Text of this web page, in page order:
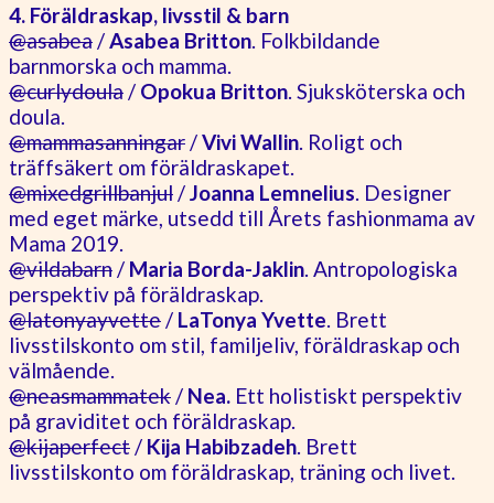
4. Föräldraskap, livsstil & barn
@asabea/Asabea Britton. Folkbildande
barnmorska och mamma.
@curlydoula/ Opokua Britton. Sjuksköterska och
doula.
@mammasanningar/Vivi Wallin. Roligt och
träffsäkert om föräldraskapet.
@mixedgrillbanjul/Joanna Lemnelius. Designer
med eget märke, utsedd till Årets fashionmama av
Mama 2019.
@vildabarn/ Maria Borda-Jaklin. Antropologiska
perspektiv på föräldraskap.
@latonyayvette/ LaTonya Yvette. Brett
livsstilskonto om stil, familjeliv, föräldraskap och
välmående.
@neasmammatek/ Nea. Ett holistiskt perspektiv
på graviditet och föräldraskap.
@kijaperfect/ Kija Habibzadeh. Brett
livsstilskonto om föräldraskap, träning och livet.